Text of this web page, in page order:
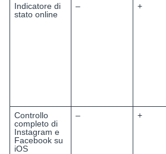
Indicatore di
stato online
– +
Controllo
completo di
Instagram e
Facebook su
iOS
– +